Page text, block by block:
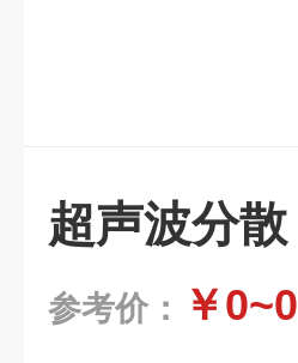
超声波分散
参考价： ￥0~0